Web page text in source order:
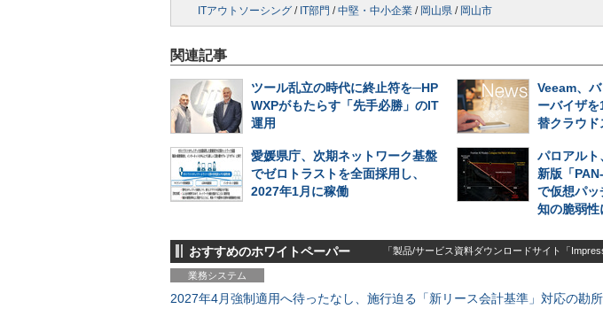
ITアウトソーシング / IT部門 /中堅・中小企業 / 岡山県 / 岡山市
関連記事
ツール乱立の時代に終止符を─HP
WXPがもたらす「先手必勝」のIT
運用
Veeam、
ーバイザ
替クラウド
愛媛県庁、次期ネットワーク基盤
でゼロトラストを全面採用し、
2027年1月に稼働
パロアルト
新版「
で仮想パッ
知の脆弱性
おすすめのホワイトペーパー 「製品/サービス資料ダウンロードサイト「
業務システム
2027年4月強制適用へ待ったなし、施行迫る「新リース会計基準」対応の勘